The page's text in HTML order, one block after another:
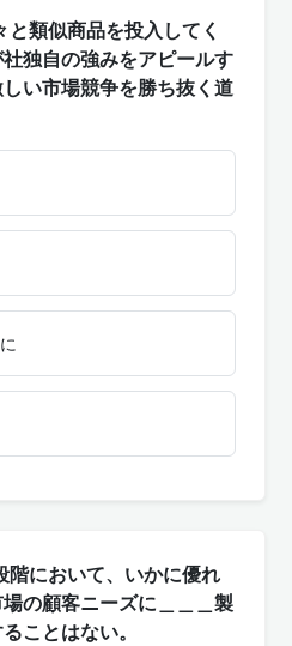
類似商品を投入してく
独自の強みをアピールす
い市場競争を勝ち抜く道
階において、いかに優れ
の顧客ニーズに＿＿＿製
ことはない。